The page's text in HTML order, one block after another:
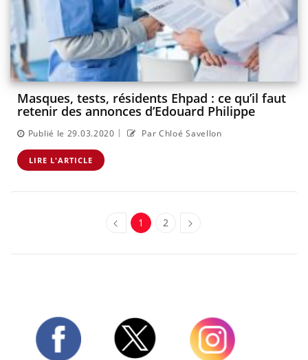
Masques, tests, résidents Ehpad : ce qu’il faut
retenir des annonces d’Edouard Philippe
Publié le 29.03.2020 | Par Chloé Savellon
LIRE L'ARTICLE
1 2